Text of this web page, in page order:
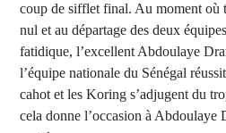
coup de sifflet final. Au moment où
nul et au départage des deux
fatidique, l’excellent Abdoulaye
l’équipe nationale du Sénégal
cahot et les Koring s’adjugent du
cela donne l’occasion à Abdoulaye